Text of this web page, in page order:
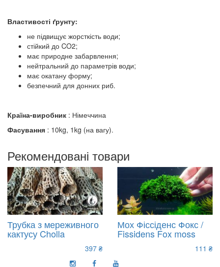
Властивості ґрунту:
не підвищує жорсткість води;
стійкий до CO2;
має природне забарвлення;
нейтральний до параметрів води;
має окатану форму;
безпечний для донних риб.
Країна-виробник : Німеччина
Фасування : 10kg, 1kg (на вагу).
Рекомендовані товари
Трубка з мереживного
кактусу Cholla
397 ₴
Мох Фіссіденс Фокс /
Fissidens Fox moss
111 ₴